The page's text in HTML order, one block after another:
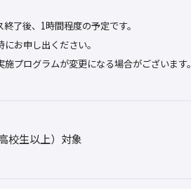
了後、1時間程度の予定です。
お申し出ください。
プログラムが変更になる場合がございます。
校生以上）対象